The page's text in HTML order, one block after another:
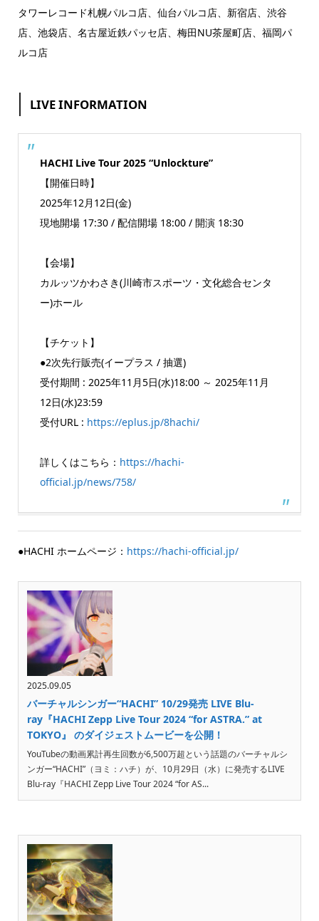
タワーレコード札幌パルコ店、仙台パルコ店、新宿店、渋谷
店、池袋店、名古屋近鉄パッセ店、梅田NU茶屋町店、福岡パ
ルコ店
LIVE INFORMATION
HACHI Live Tour 2025 “Unlockture”
【開催日時】
2025年12月12日(金)
現地開場 17:30 / 配信開場 18:00 / 開演 18:30
【会場】
カルッツかわさき(川崎市スポーツ・文化総合センタ
ー)ホール
【チケット】
●2次先行販売(イープラス / 抽選)
受付期間 : 2025年11月5日(水)18:00 ～ 2025年11月
12日(水)23:59
受付URL : https://eplus.jp/8hachi/
詳しくはこちら： https://hachi-
official.jp/news/758/
●HACHI ホームページ： https://hachi-official.jp/
2025.09.05
バーチャルシンガー“HACHI” 10/29発売 LIVE Blu-
ray『HACHI Zepp Live Tour 2024 “for ASTRA.” at
TOKYO』 のダイジェストムービーを公開！
YouTubeの動画累計再生回数が6,500万超という話題のバーチャルシ
ンガー“HACHI”（ヨミ：ハチ）が、10月29日（水）に発売するLIVE
Blu-ray『HACHI Zepp Live Tour 2024 “for AS...